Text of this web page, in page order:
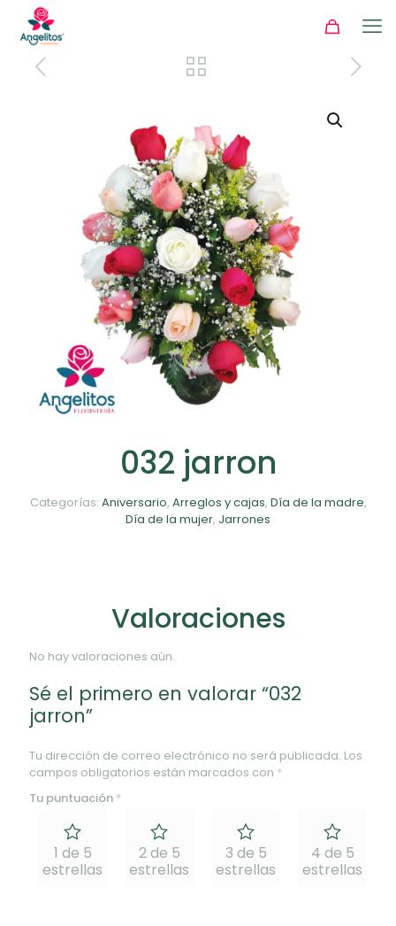
032 jarron
Categorías: Aniversario, Arreglos y cajas, Día de la madre,
Día de la mujer, Jarrones
Valoraciones
No hay valoraciones aún.
Sé el primero en valorar “032
jarron”
Tu dirección de correo electrónico no será publicada. Los
campos obligatorios están marcados con *
Tu puntuación *
1 de 5
estrellas
2 de 5
estrellas
3 de 5
estrellas
4 de 5
estrellas